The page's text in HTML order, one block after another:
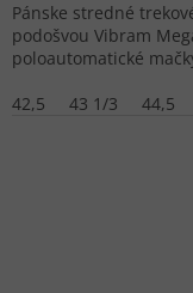
Pánske stredné
podošvou Vibram
poloautomatické
42,5
43 1/3 44,5